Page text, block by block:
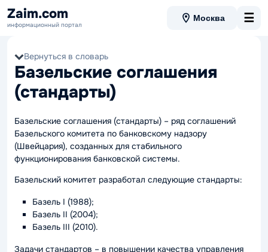
Zaim.com
информационный портал
Москва ☰
Вернуться в словарь
Базельские соглашения
(стандарты)
Базельские соглашения (стандарты) – ряд соглашений
Базельского комитета по банковскому надзору
(Швейцария), созданных для стабильного
функционирования банковской системы.
Базельский комитет разработал следующие стандарты:
Базель I (1988);
Базель II (2004);
Базель III (2010).
Задачи стандартов – в повышении качества управления